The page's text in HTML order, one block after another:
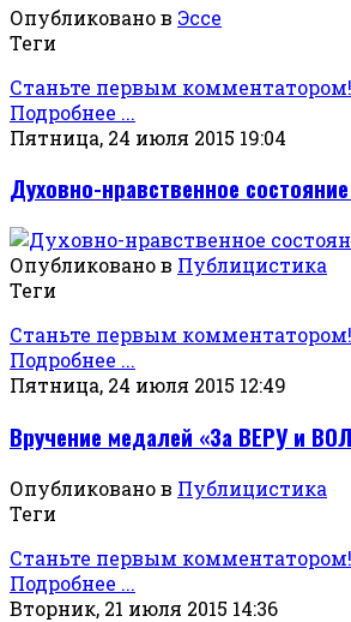
Опубликовано в Эссе
Теги
Станьте первым комментатором!
Подробнее ...
Пятница, 24 июля 2015 19:04
Духовно-нравственное
Опубликовано в Публицистика
Теги
Станьте первым комментатором!
Подробнее ...
Пятница, 24 июля 2015 12:49
Вручение медалей «За ВЕРУ и
Опубликовано в Публицистика
Теги
Станьте первым комментатором!
Подробнее ...
Вторник, 21 июля 2015 14:36